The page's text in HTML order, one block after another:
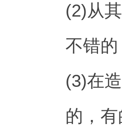
(2)从
不错
(3)在
的，